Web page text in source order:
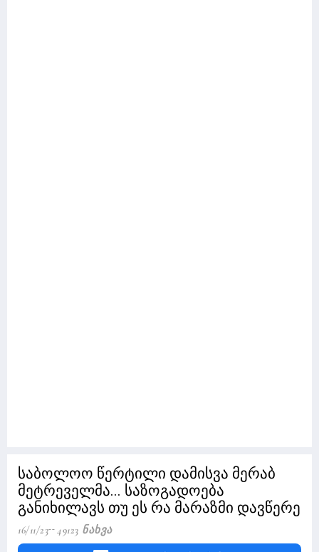
საბოლოო წერტილი დამისვა მერაბ
მეტრეველმა... საზოგადოება
განიხილავს თუ ეს რა მარაზმი დავწერე
16/11/23 49123 Ნახვა